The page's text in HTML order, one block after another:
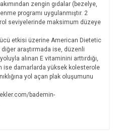
zengin gıdalar (bezelye,
programı uygulanmıştır. 2
seviyelerinde maksimum düzeye
etkisi üzerine American Dietetic
araştırmada ise, düzenli
alınan E vitaminini arttırdığı,
ise damarlarda yüksek kolesterole
yol açan plak oluşumunu
bademin-